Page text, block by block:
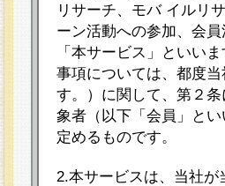
リサーチ、モバ イルリ
ーン活動への参加、会
「本サービス」といい
事項については、都度
す。）に関して、第２
象者（以下「会員」と
定めるものです。
2.本サービスは、当社